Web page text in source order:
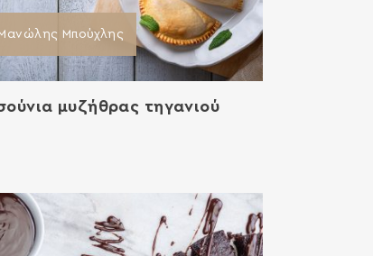
Μπούχλης
μυζήθρας τηγανιού